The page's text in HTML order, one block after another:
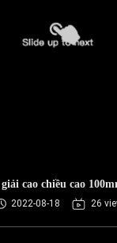
cao chiều cao
2022-08-18 26